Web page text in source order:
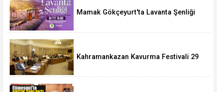
Mamak Gökçeyurt'ta Lavanta Şenliği
Kahramankazan Kavurma Festivali 29